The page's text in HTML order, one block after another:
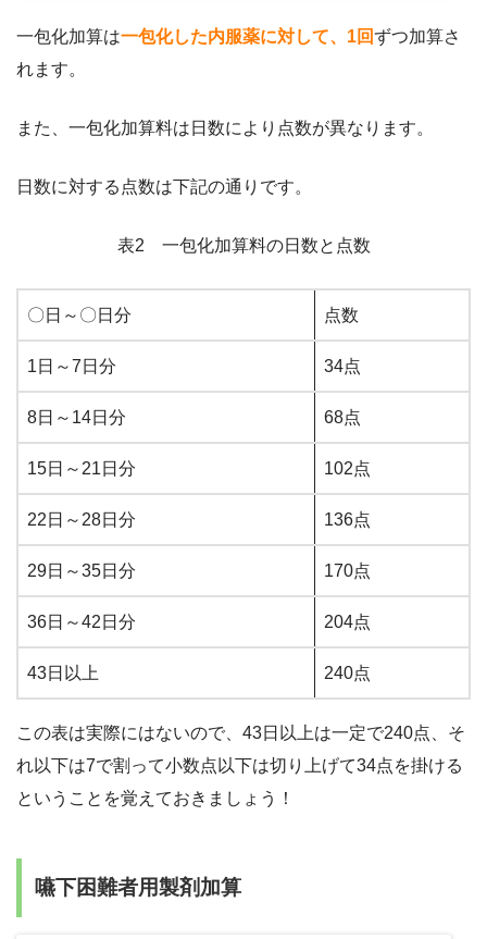
一包化加算は一包化した内服薬に対して、1回ずつ加算さ
れます。
また、一包化加算料は日数により点数が異なります。
日数に対する点数は下記の通りです。
表2 一包化加算料の日数と点数
〇日～〇日分 点数
1日～7日分 34点
8日～14日分 68点
15日～21日分 102点
22日～28日分 136点
29日～35日分 170点
36日～42日分 204点
43日以上 240点
この表は実際にはないので、43日以上は一定で240点、そ
れ以下は7で割って小数点以下は切り上げて34点を掛ける
ということを覚えておきましょう！
嚥下困難者用製剤加算